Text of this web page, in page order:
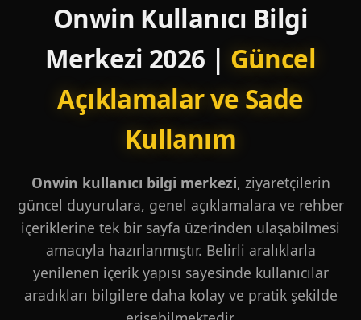
Onwin Kullanıcı Bilgi
Merkezi 2026 | Güncel
Açıklamalar ve Sade
Kullanım
Onwin kullanıcı bilgi merkezi, ziyaretçilerin
güncel duyurulara, genel açıklamalara ve rehber
içeriklerine tek bir sayfa üzerinden ulaşabilmesi
amacıyla hazırlanmıştır. Belirli aralıklarla
yenilenen içerik yapısı sayesinde kullanıcılar
aradıkları bilgilere daha kolay ve pratik şekilde